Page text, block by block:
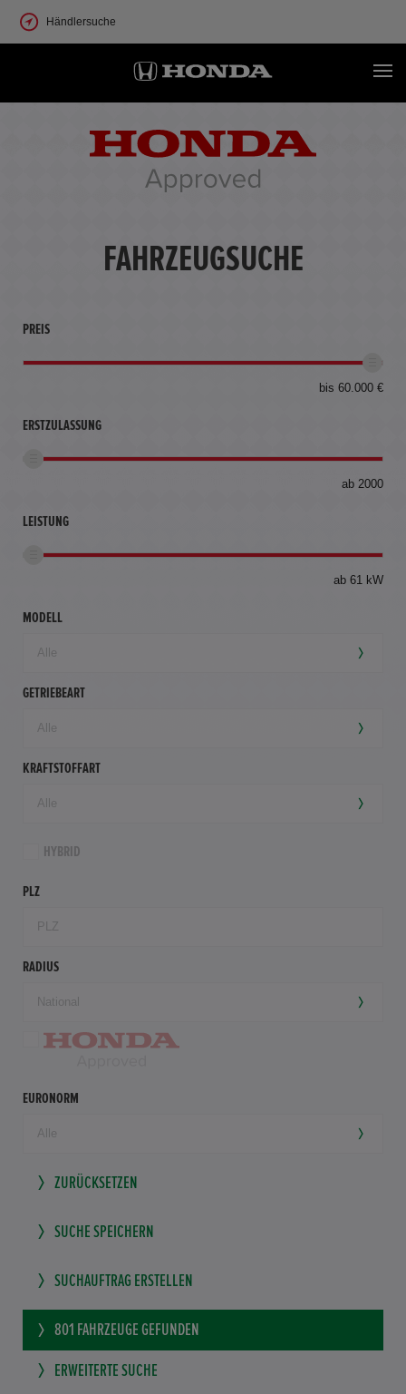
Händlersuche
FAHRZEUGSUCHE
PREIS
bis 60.000 €
ERSTZULASSUNG
ab 2000
LEISTUNG
ab 61 kW
MODELL
GETRIEBEART
KRAFTSTOFFART
HYBRID
PLZ
RADIUS
EURONORM
ZURÜCKSETZEN
SUCHE SPEICHERN
SUCHAUFTRAG ERSTELLEN
801 FAHRZEUGE GEFUNDEN
ERWEITERTE SUCHE